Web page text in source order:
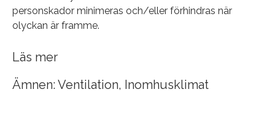
personskador minimeras och/eller förhindras när
olyckan är framme.
Läs mer
Ämnen: Ventilation, Inomhusklimat